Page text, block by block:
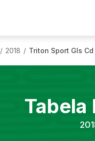
/ 2018 / Triton Sport Gls
Tabela